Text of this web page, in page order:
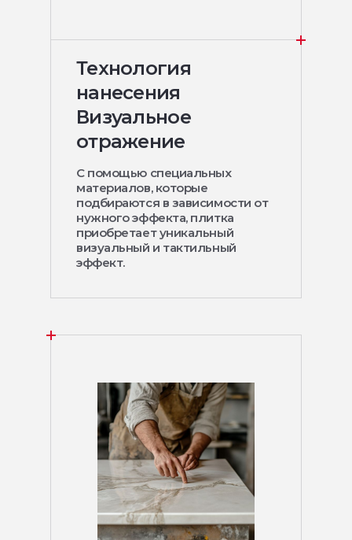
Технология
нанесения
Визуальное
отражение
С помощью специальных
материалов, которые
подбираются в зависимости от
нужного эффекта, плитка
приобретает уникальный
визуальный и тактильный
эффект.